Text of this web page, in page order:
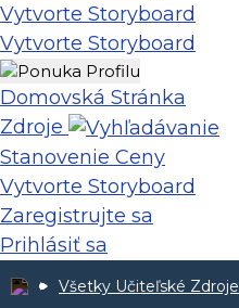
Vytvorte Storyboard
Vytvorte Storyboard
Domovská Stránka
Zdroje
Stanovenie Ceny
Vytvorte Storyboard
Zaregistrujte sa
Prihlásiť sa
Všetky Učiteľské Zdroje